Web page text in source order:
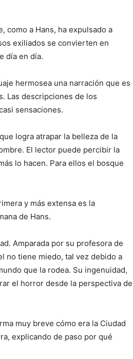
como a Hans, ha expulsado a
exiliados se convierten en
día en día.
hermosea una narración que es
Las descripciones de los
sensaciones.
logra atrapar la belleza de la
El lector puede percibir la
lo hacen. Para ellos el bosque
y más extensa es la
de Hans.
Amparada por su profesora de
no tiene miedo, tal vez debido a
que la rodea. Su ingenuidad,
el horror desde la perspectiva de
muy breve cómo era la Ciudad
explicando de paso por qué